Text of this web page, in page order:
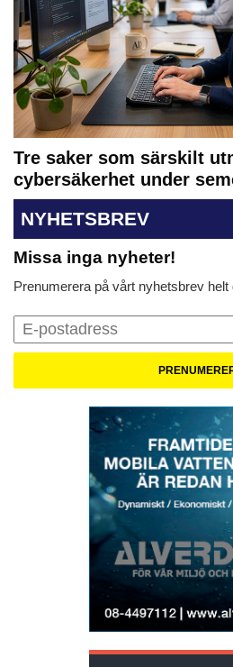
Tre saker som särskilt
cybersäkerhet under
NYHETSBREV
Missa inga nyheter!
Prenumerera på vårt nyhetsbrev helt